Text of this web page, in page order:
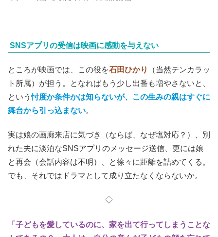
SNSアプリの受信は映画に感動を与えない
ところが映画では、この役を石田ひかり
（当然テンカラッ
ト所属）が担う。となればもう少し出番も増やさないと、
という忖度か条件かは知らないが、この生みの親はすぐに
舞台から引っ込まない。
実は娘の画廊来店に気づき（ならば、なぜ塩対応？）、別
れた夫に淡泊なSNSアプリのメッセージ送信、更には娘
と再会（会話内容は不明）、と徐々に距離を詰めてくる。
でも、それではドラマとして成り立たなくならないか。
◇
「子どもを愛しているのに、家を出て行ってしまうことな